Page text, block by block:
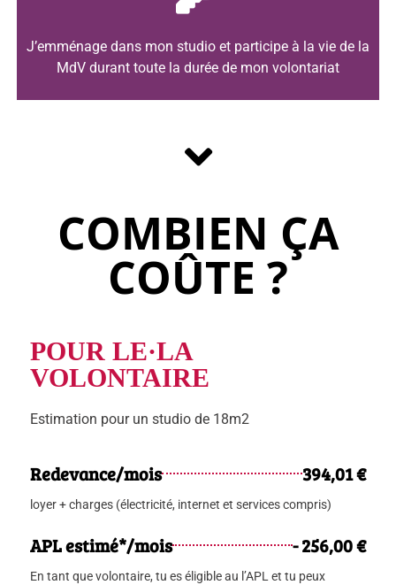
J’emménage dans mon studio et participe à la vie de la
MdV durant toute la durée de mon volontariat
COMBIEN ÇA
COÛTE ?
POUR LE·LA
VOLONTAIRE
Estimation pour un studio de 18m2
Redevance/mois 394,01 €
loyer + charges (électricité, internet et services compris)
APL estimé*/mois - 256,00 €
En tant que volontaire, tu es éligible au l’APL et tu peux